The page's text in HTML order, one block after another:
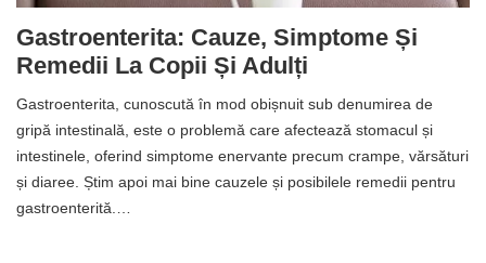
Gastroenterita: Cauze, Simptome Și
Remedii La Copii Și Adulți
Gastroenterita, cunoscută în mod obișnuit sub denumirea de
gripă intestinală, este o problemă care afectează stomacul și
intestinele, oferind simptome enervante precum crampe, vărsături
și diaree. Știm apoi mai bine cauzele și posibilele remedii pentru
gastroenterită.…